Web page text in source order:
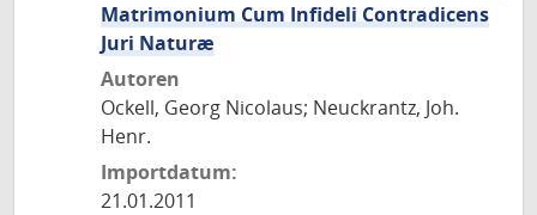
Matrimonium Cum Infideli Contradicens
Juri Naturæ
Autoren
Ockell, Georg Nicolaus; Neuckrantz, Joh.
Henr.
Importdatum:
21.01.2011